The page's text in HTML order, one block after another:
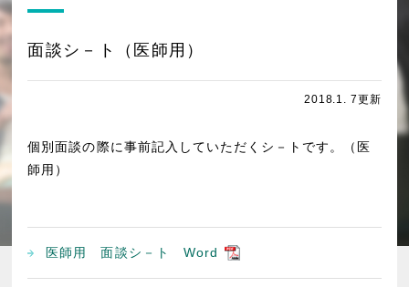
面談シ－ト（医師用）
2018.1. 7更新
個別面談の際に事前記入していただくシ－トです。（医
師用）
医師用 面談シ－ト Word